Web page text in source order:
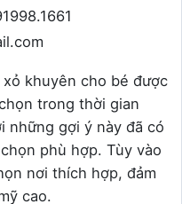
khuyên cho bé được
trong thời gian
những gợi ý này đã có
phù hợp. Tùy vào
nơi thích hợp, đảm
cao.